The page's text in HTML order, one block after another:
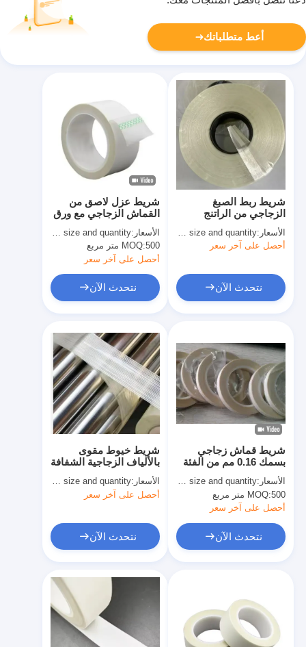
منتجات
معلومات عنا
أعط متطلباتك
شريط عزل لاصق من
القماش الزجاجي مع ورق
تحرير سيليكون
الأسعار:quoted as per size and quantity
MOQ:500 متر مربع
أحصل على آخر سعر
نتحدث الآن
شريط ربط الصبغ
الزجاجي من الراتنج
البوليستر عالي المقاومة
الأسعار:based on size and quantity
أحصل على آخر سعر
نتحدث الآن
شريط خيوط مقوى
بالألياف الزجاجية الشفافة
شديد التحمل
الأسعار:based on size and quantity
أحصل على آخر سعر
نتحدث الآن
شريط قماش زجاجي
بسمك 0.16 مم من الفئة
الأسعار:quoted as per size and quantity
MOQ:500 متر مربع
أحصل على آخر سعر
نتحدث الآن